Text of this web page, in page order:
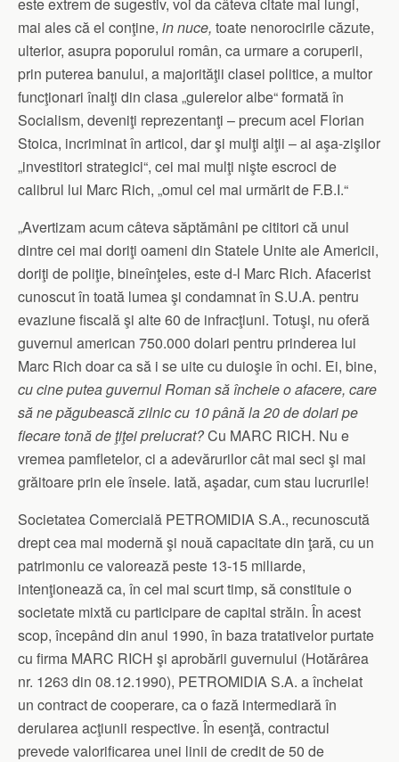
mai ales că el conţine, in nuce, toate nenorocirile căzute,
ulterior, asupra poporului român, ca urmare a coruperii,
prin puterea banului, a majorităţii clasei politice, a multor
funcţionari înalţi din clasa „gulerelor albe“ formată în
Socialism, deveniţi reprezentanţi – precum acel Florian
Stoica, incriminat în articol, dar şi mulţi alţii – ai aşa-zişilor
„investitori strategici“, cei mai mulţi nişte escroci de
calibrul lui Marc Rich, „omul cel mai urmărit de F.B.I.“
„Avertizam acum câteva săptămâni pe cititori că unul
dintre cei mai doriţi oameni din Statele Unite ale Americii,
doriţi de poliţie, bineînţeles, este d-l Marc Rich. Afacerist
cunoscut în toată lumea şi condamnat în S.U.A. pentru
evaziune fiscală şi alte 60 de infracţiuni. Totuşi, nu oferă
guvernul american 750.000 dolari pentru prinderea lui
Marc Rich doar ca să i se uite cu duioşie în ochi. Ei, bine,
cu cine putea guvernul Roman să încheie o afacere, care
să ne păgubească zilnic cu 10 până la 20 de dolari pe
fiecare tonă de ţiţei prelucrat?Cu MARC RICH. Nu e
vremea pamfletelor, ci a adevărurilor cât mai seci şi mai
grăitoare prin ele însele. Iată, aşadar, cum stau lucrurile!
Societatea Comercială PETROMIDIA S.A., recunoscută
drept cea mai modernă şi nouă capacitate din ţară, cu un
patrimoniu ce valorează peste 13-15 miliarde,
intenţionează ca, în cel mai scurt timp, să constituie o
societate mixtă cu participare de capital străin. În acest
scop, începând din anul 1990, în baza tratativelor purtate
cu firma MARC RICH şi aprobării guvernului (Hotărârea
nr. 1263 din 08.12.1990), PETROMIDIA S.A. a încheiat
un contract de cooperare, ca o fază intermediară în
derularea acţiunii respective. În esenţă, contractul
prevede valorificarea unei linii de credit de 50 de